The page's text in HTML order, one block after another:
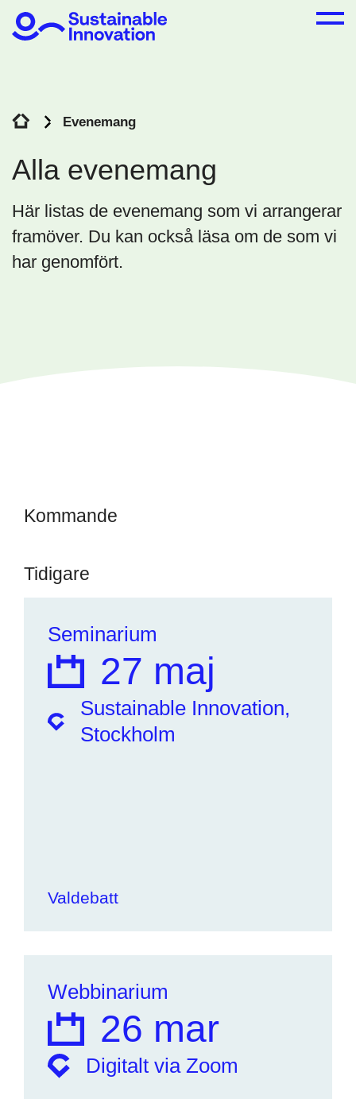
Evenemang
Alla evenemang
Här listas de evenemang som vi arrangerar
framöver. Du kan också läsa om de som vi
har genomfört.
Kommande
Tidigare
Seminarium
27 maj
Sustainable Innovation,
Stockholm
Valdebatt
Webbinarium
26 mar
Digitalt via Zoom